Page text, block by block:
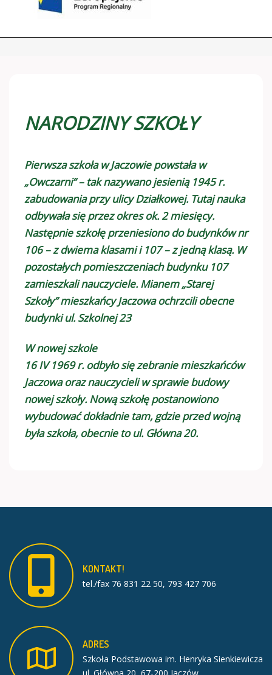
NARODZINY SZKOŁY
Pierwsza szkoła w Jaczowie powstała w
„Owczarni” – tak nazywano jesienią 1945 r.
zabudowania przy ulicy Działkowej. Tutaj nauka
odbywała się przez okres ok. 2 miesięcy.
Następnie szkołę przeniesiono do budynków nr
106 – z dwiema klasami i 107 – z jedną klasą. W
pozostałych pomieszczeniach budynku 107
zamieszkali nauczyciele. Mianem „Starej
Szkoły” mieszkańcy Jaczowa ochrzcili obecne
budynki ul. Szkolnej 23
W nowej szkole
16 IV 1969 r. odbyło się zebranie mieszkańców
Jaczowa oraz nauczycieli w sprawie budowy
nowej szkoły. Nową szkołę postanowiono
wybudować dokładnie tam, gdzie przed wojną
była szkoła, obecnie to ul. Główna 20.
KONTAKT!
tel./fax 76 831 22 50, 793 427 706
ADRES
Szkoła Podstawowa im. Henryka Sienkiewicza